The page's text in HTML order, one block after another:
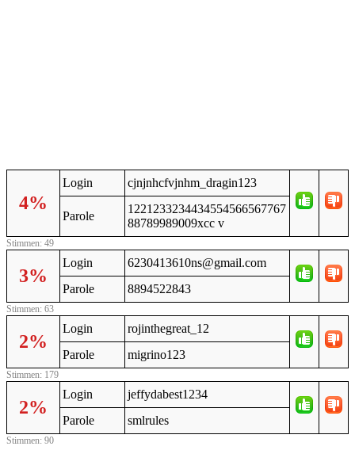
4%
Login cjnjnhcfvjnhm_dragin123
Parole
1221233234434554566567767
88789989009xcc v
Stimmen: 49
3%
Login
6230413610ns@gmail.com
Parole
8894522843
Stimmen: 63
2%
Login
rojinthegreat_12
Parole
migrino123
Stimmen: 179
2%
Login
jeffydabest1234
Parole
smlrules
Stimmen: 90